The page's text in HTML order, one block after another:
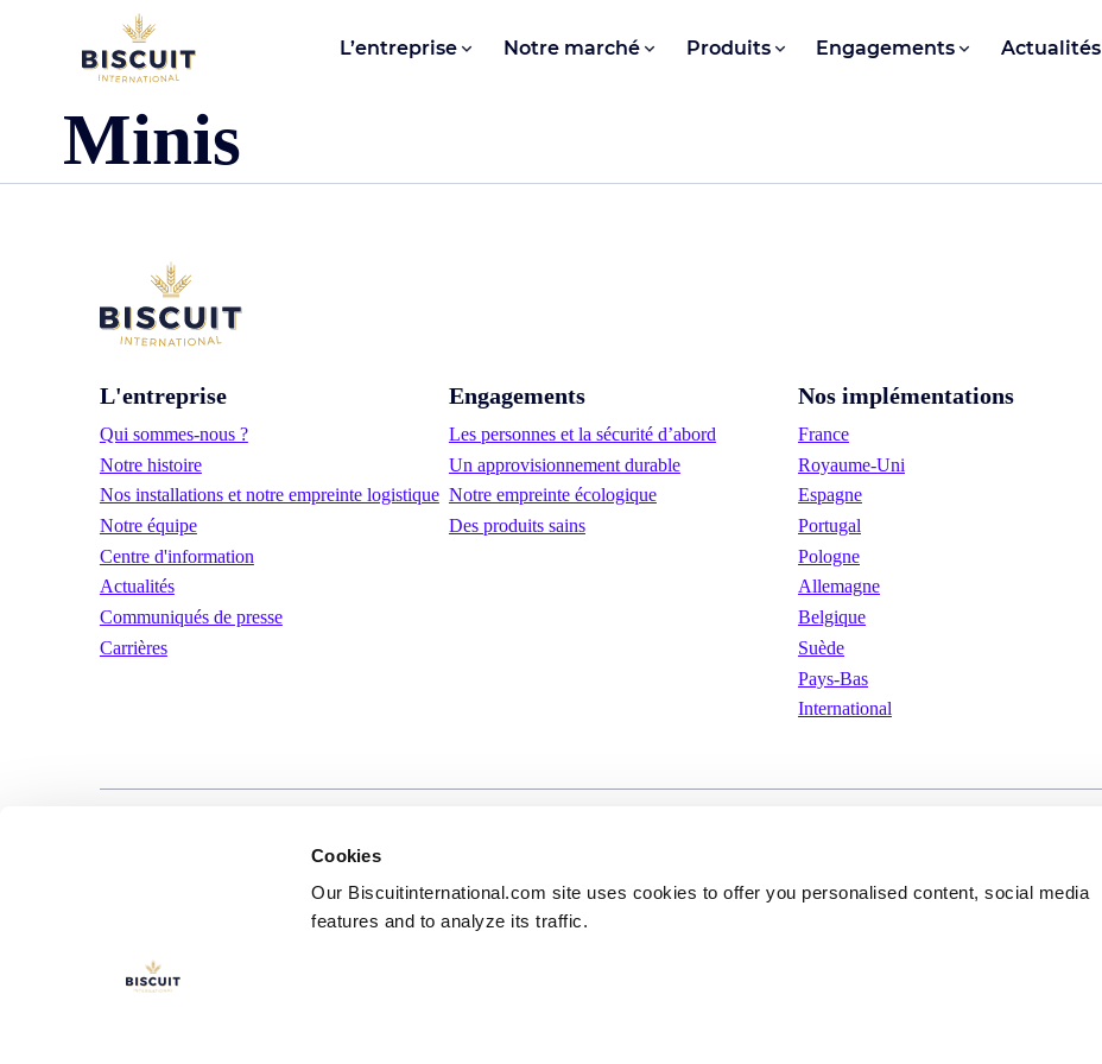
Cookies
Our Biscuitinternational.com site uses cookies to offer you personalised content, social media
features and to analyze its traffic.
Aller au contenu L’entreprise Notre marché Produits Engagements Actualités
Minis
L'entreprise
Qui sommes-nous ?
Notre histoire
Nos installations et notre empreinte logistique
Notre équipe
Centre d'information
Actualités
Communiqués de presse
Carrières
Engagements
Les personnes et la sécurité d’abord
Un approvisionnement durable
Notre empreinte écologique
Des produits sains
Nos implémentations
France
Royaume-Uni
Espagne
Portugal
Pologne
Allemagne
Belgique
Suède
Pays-Bas
International